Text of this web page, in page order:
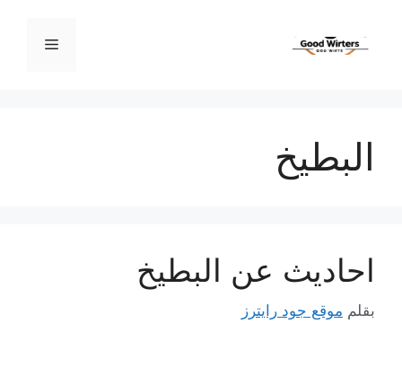
المحتوى
القائمة
البطيخ
احاديث عن البطيخ
بقلم موقع جود رايترز